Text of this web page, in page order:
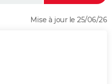
Mise à jour le 25/06/26